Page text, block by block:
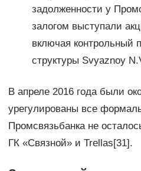
задолженности у
залогом выступали
включая контрольный
структуры Svyaznoy
В апреле 2016 года были
урегулированы все
Промсвязьбанка не
ГК «Связной» и Trellas[31].